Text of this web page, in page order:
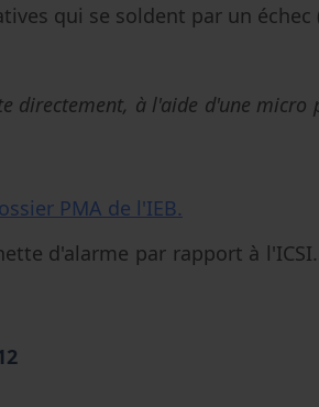
qui se soldent par un échec
directement, à l'aide d'une micro
PMA de l'IEB.
d'alarme par rapport à